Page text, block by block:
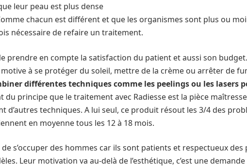
leur peau est plus dense
chacun est différent et que les organismes sont plus ou
nécessaire de refaire un traitement.
prendre en compte la satisfaction du patient et aussi son
à se protéger du soleil, mettre de la crème ou arrêter de
différentes techniques comme les peelings ou les lasers
du principe que le traitement avec Radiesse est la pièce
d’autres techniques. A lui seul, ce produit résout les 3/4 des
en moyenne tous les 12 à 18 mois.
de s’occuper des hommes car ils sont patients et respectueux
Leur motivation va au-delà de l’esthétique, c’est une